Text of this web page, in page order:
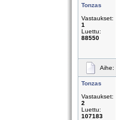
Tonzas
Vastaukset:
1
Luettu:
88550
Aihe:
Tonzas
Vastaukset:
2
Luettu:
107183